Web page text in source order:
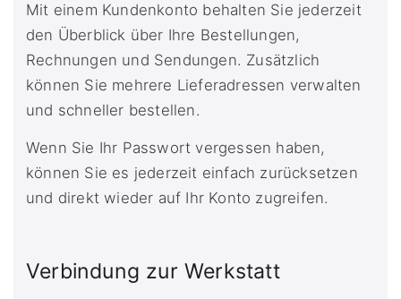
Mit einem Kundenkonto behalten Sie jederzeit
den Überblick über Ihre Bestellungen,
Rechnungen und Sendungen. Zusätzlich
können Sie mehrere Lieferadressen verwalten
und schneller bestellen.
Wenn Sie Ihr Passwort vergessen haben,
können Sie es jederzeit einfach zurücksetzen
und direkt wieder auf Ihr Konto zugreifen.
Verbindung zur Werkstatt